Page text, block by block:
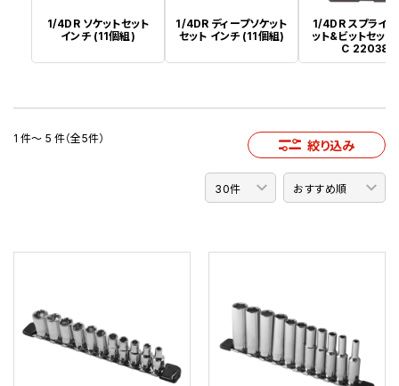
1/4DR ソケットセット
インチ (11個組)
1/4DR ディープソケット
セット インチ (11個組)
1/4DR スプライ
ット&ビットセッ
C 22038
1 件～ 5 件（全5件） 絞り込み